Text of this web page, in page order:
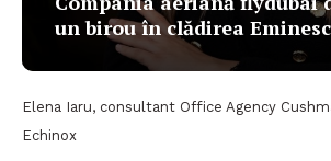
un birou în clădirea
Elena Iaru, consultant Office Agency
Echinox